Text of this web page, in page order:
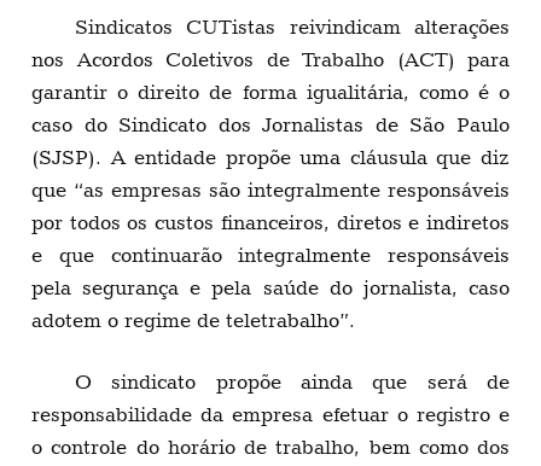
Sindicatos CUTistas reivindicam alterações
nos Acordos Coletivos de Trabalho (ACT) para
garantir o direito de forma igualitária, como é o
caso do Sindicato dos Jornalistas de São Paulo
(SJSP). A entidade propõe uma cláusula que diz
que “as empresas são integralmente responsáveis
por todos os custos financeiros, diretos e indiretos
e que continuarão integralmente responsáveis
pela segurança e pela saúde do jornalista, caso
adotem o regime de teletrabalho”.
O sindicato propõe ainda que será de
responsabilidade da empresa efetuar o registro e
o controle do horário de trabalho, bem como dos